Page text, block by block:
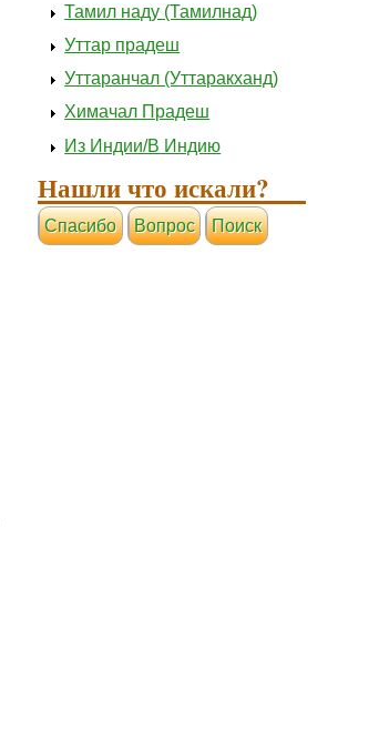
Тамил наду (Тамилнад)
Уттар прадеш
Уттаранчал (Уттаракханд)
Химачал Прадеш
Из Индии/В Индию
Нашли что искали?
Cпасибо Вопрос Поиск